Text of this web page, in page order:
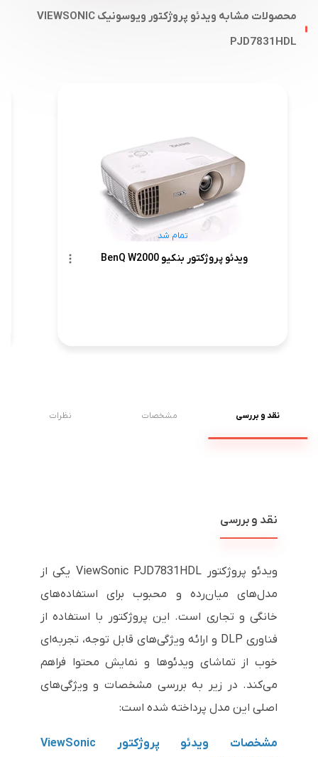
محصولات مشابه ویدئو پروژکتور ویوسونیک VIEWSONIC
PJD7831HDL
ویدئو پروژکتور بنکیو BenQ W2000
تمام شد
نقد و بررسی مشخصات نظرات
نقد و بررسی
ویدئو پروژکتور ViewSonic PJD7831HDL یکی از
مدل‌های میان‌رده و محبوب برای استفاده‌های
خانگی و تجاری است. این پروژکتور با استفاده از
فناوری DLP و ارائه ویژگی‌های قابل توجه، تجربه‌ای
خوب از تماشای ویدئوها و نمایش محتوا فراهم
می‌کند. در زیر به بررسی مشخصات و ویژگی‌های
اصلی این مدل پرداخته شده است:
مشخصات ویدئو پروژکتور ViewSonic